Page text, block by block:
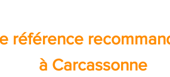
référence
à Carcassonne